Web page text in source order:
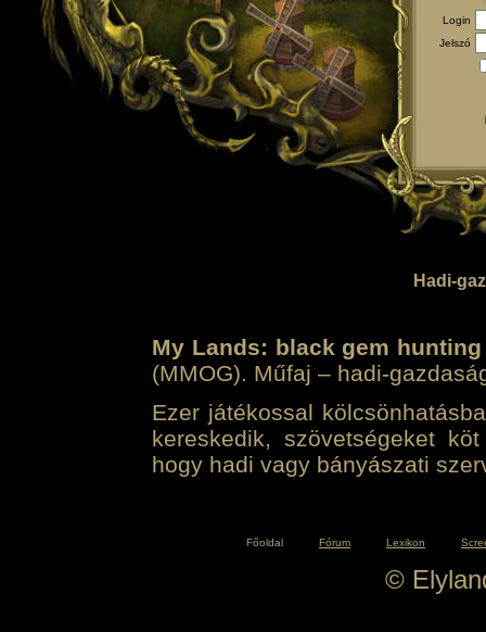
Login
Jelszó
Hadi-
My Lands: black gem hunting
(MMOG). Műfaj – hadi-
Ezer játékossal
kereskedik, szövetségeket
hogy hadi vagy bányászati
Főoldal Fórum Lexikon
©